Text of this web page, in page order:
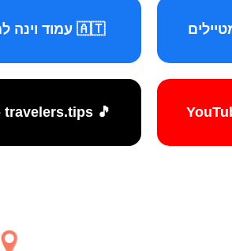
🇦🇹 עמוד וינה למטיילים
🎵 TikTok - travelers.tips